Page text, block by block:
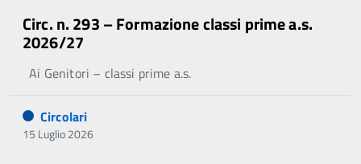
Circ. n. 293 – Formazione classi prime a.s.
2026/27
Ai Genitori – classi prime a.s.
Circolari
15 Luglio 2026